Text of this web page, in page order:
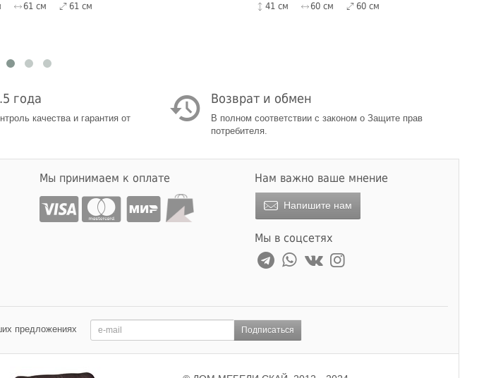
61 см 61 см 41 см 60 см 60 см
года
качества и гарантия от
Возврат и обмен
В полном соответствии с законом о Защите прав
потребителя.
Мы принимаем к оплате Нам важно ваше мнение
Напишите нам
Мы в соцсетях
предложениях Подписаться